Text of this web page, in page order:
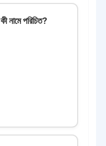
নামে পরিচিত?